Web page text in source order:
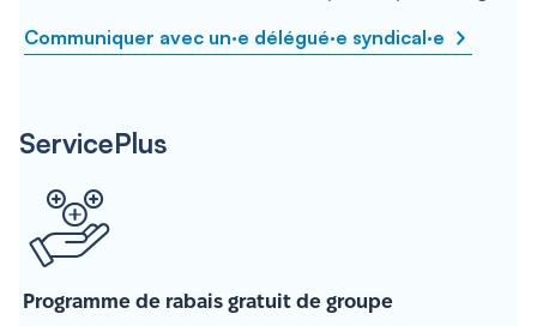
Communiquer avec un·e délégué·e syndical·e
ServicePlus
Programme de rabais gratuit de groupe